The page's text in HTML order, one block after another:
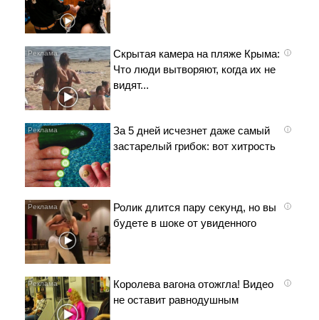
i
Скрытая камера на пляже Крыма:
Что люди вытворяют, когда их не
видят...
i
За 5 дней исчезнет даже самый
застарелый грибок: вот хитрость
i
Ролик длится пару секунд, но вы
будете в шоке от увиденного
i
Королева вагона отожгла! Видео
не оставит равнодушным